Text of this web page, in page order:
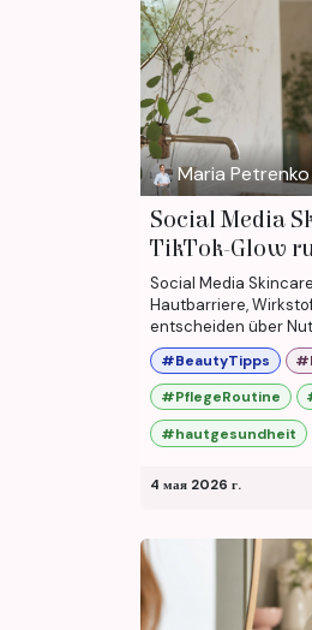
Maria Petrenko
Social Media
TikTok-Glow
Social Media
Hautbarriere,
entscheiden über
#BeautyTipps
#PflegeRoutine
#hautgesundheit
4 мая 2026 г.